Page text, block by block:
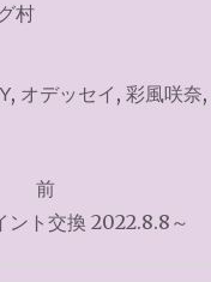
村
, オデッセイ , 彩風咲奈,
前
ント交換 2022.8.8～